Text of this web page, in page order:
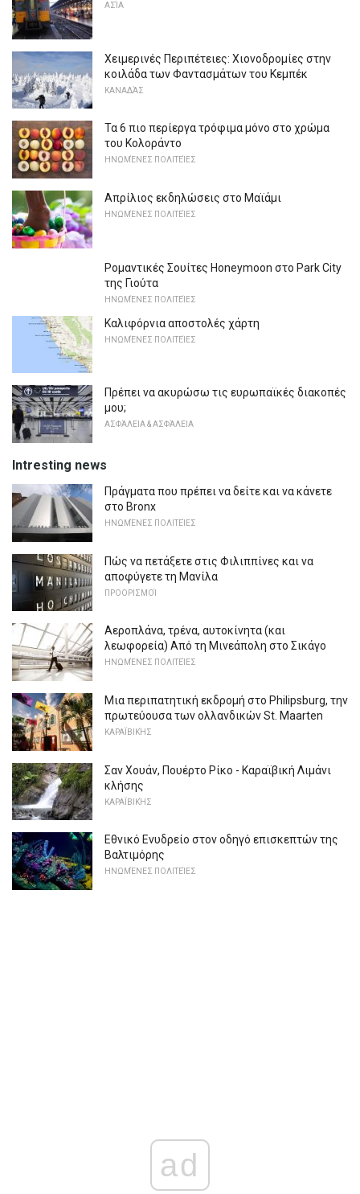
ΑΣΊΑ
Χειμερινές Περιπέτειες: Χιονοδρομίες στην
κοιλάδα των Φαντασμάτων του Κεμπέκ
ΚΑΝΑΔΆΣ
Τα 6 πιο περίεργα τρόφιμα μόνο στο χρώμα
του Κολοράντο
ΗΝΩΜΈΝΕΣ ΠΟΛΙΤΕΊΕΣ
Απρίλιος εκδηλώσεις στο Μαϊάμι
ΗΝΩΜΈΝΕΣ ΠΟΛΙΤΕΊΕΣ
Ρομαντικές Σουίτες Honeymoon στο Park City
της Γιούτα
ΗΝΩΜΈΝΕΣ ΠΟΛΙΤΕΊΕΣ
Καλιφόρνια αποστολές χάρτη
ΗΝΩΜΈΝΕΣ ΠΟΛΙΤΕΊΕΣ
Πρέπει να ακυρώσω τις ευρωπαϊκές διακοπές
μου;
ΑΣΦΆΛΕΙΑ & ΑΣΦΆΛΕΙΑ
Intresting news
Πράγματα που πρέπει να δείτε και να κάνετε
στο Bronx
ΗΝΩΜΈΝΕΣ ΠΟΛΙΤΕΊΕΣ
Πώς να πετάξετε στις Φιλιππίνες και να
αποφύγετε τη Μανίλα
ΠΡΟΟΡΙΣΜΟΊ
Αεροπλάνα, τρένα, αυτοκίνητα (και
λεωφορεία) Από τη Μινεάπολη στο Σικάγο
ΗΝΩΜΈΝΕΣ ΠΟΛΙΤΕΊΕΣ
Μια περιπατητική εκδρομή στο Philipsburg, την
πρωτεύουσα των ολλανδικών St. Maarten
ΚΑΡΑΪΒΙΚΉΣ
Σαν Χουάν, Πουέρτο Ρίκο - Καραϊβική Λιμάνι
κλήσης
ΚΑΡΑΪΒΙΚΉΣ
Εθνικό Ενυδρείο στον οδηγό επισκεπτών της
Βαλτιμόρης
ΗΝΩΜΈΝΕΣ ΠΟΛΙΤΕΊΕΣ
ad